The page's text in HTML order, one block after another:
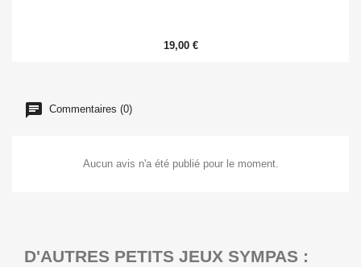
19,00 €
Commentaires (0)
Aucun avis n'a été publié pour le moment.
D'AUTRES PETITS JEUX SYMPAS :